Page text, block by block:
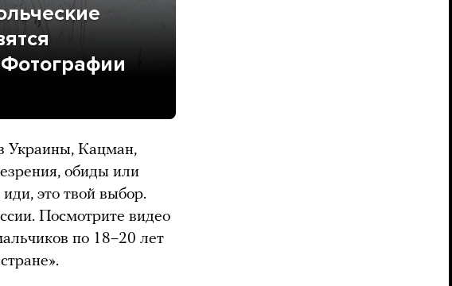
Украины, Кацман,
обиды или
это твой выбор.
Посмотрите видео
по 18–20 лет